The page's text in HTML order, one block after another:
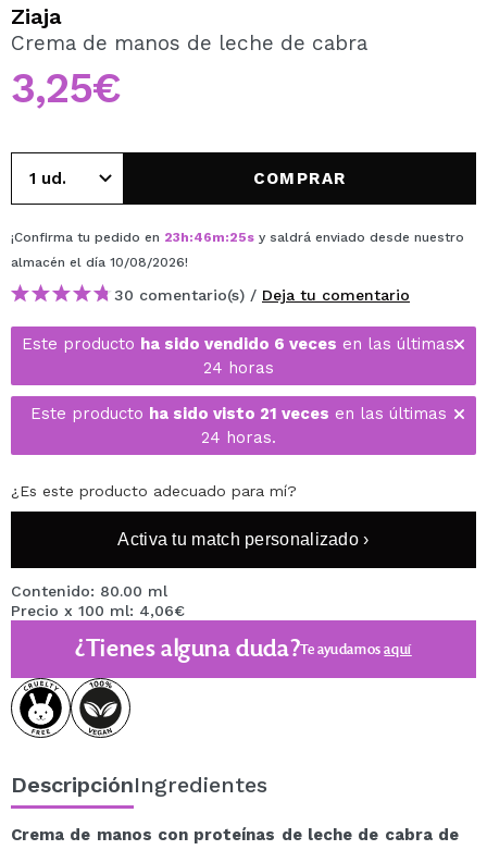
Al crear una cuenta en Maquillalia.com podrás realizar
tus compras rápidamente, revisar el estado de tus
pedidos y consultar tus operaciones anteriores.
CREAR CUENTA
Ziaja
Crema de manos de leche de cabra
3,25€
COMPRAR
¡Confirma tu pedido en 23h:46m:25s y saldrá enviado desde nuestro
almacén el día 10/08/2026!
30 comentario(s) / Deja tu comentario
Este producto ha sido vendido 6 veces en las últimas
24 horas
Este producto ha sido visto 21 veces en las últimas
24 horas.
¿Es este producto adecuado para mí?
Activa tu match personalizado ›
Contenido: 80.00 ml
Precio x 100 ml: 4,06€
¿Tienes alguna duda?Te ayudamosaquí
DescripciónIngredientes
Crema de manos con proteínas de leche de cabra de